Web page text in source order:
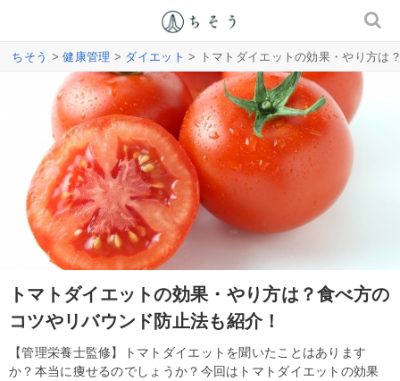
ちそう >健康管理 > ダイエット > トマトダイエットの効果・やり方は
トマトダイエットの効果・やり方は？食べ方の
コツやリバウンド防止法も紹介！
【管理栄養士監修】トマトダイエットを聞いたことはあります
か？本当に痩せるのでしょうか？今回はトマトダイエットの効果